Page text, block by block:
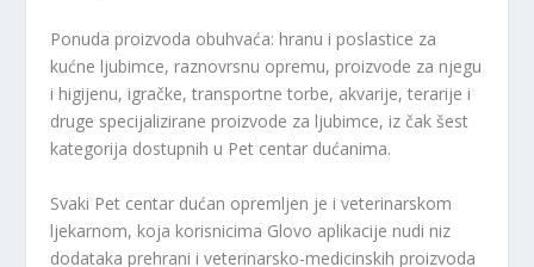
Ponuda proizvoda obuhvaća: hranu i poslastice za
kućne ljubimce, raznovrsnu opremu, proizvode za njegu
i higijenu, igračke, transportne torbe, akvarije, terarije i
druge specijalizirane proizvode za ljubimce, iz čak šest
kategorija dostupnih u Pet centar dućanima.
Svaki Pet centar dućan opremljen je i veterinarskom
ljekarnom, koja korisnicima Glovo aplikacije nudi niz
dodataka prehrani i veterinarsko-medicinskih proizvoda